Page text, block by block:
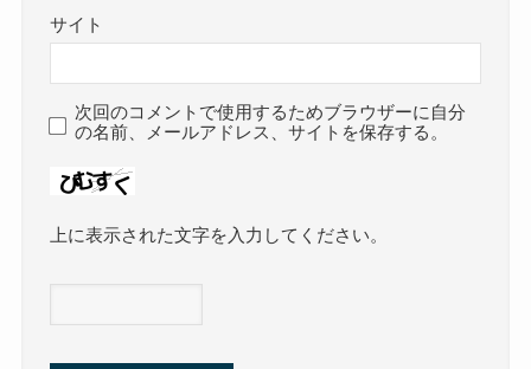
サイト
次回のコメントで使用するためブラウザーに自分
の名前、メールアドレス、サイトを保存する。
上に表示された文字を入力してください。